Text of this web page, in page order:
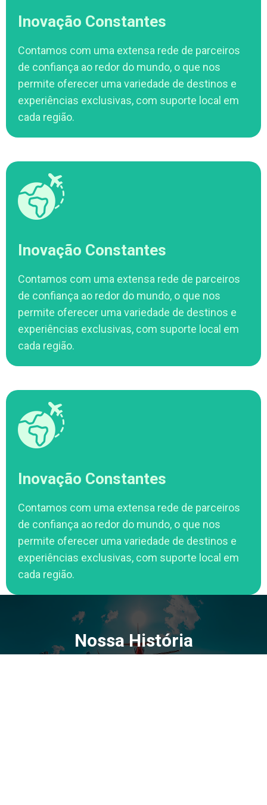
Inovação Constantes
Contamos com uma extensa rede de parceiros
de confiança ao redor do mundo, o que nos
permite oferecer uma variedade de destinos e
experiências exclusivas, com suporte local em
cada região.
Inovação Constantes
Contamos com uma extensa rede de parceiros
de confiança ao redor do mundo, o que nos
permite oferecer uma variedade de destinos e
experiências exclusivas, com suporte local em
cada região.
Inovação Constantes
Contamos com uma extensa rede de parceiros
de confiança ao redor do mundo, o que nos
permite oferecer uma variedade de destinos e
experiências exclusivas, com suporte local em
cada região.
Nossa História